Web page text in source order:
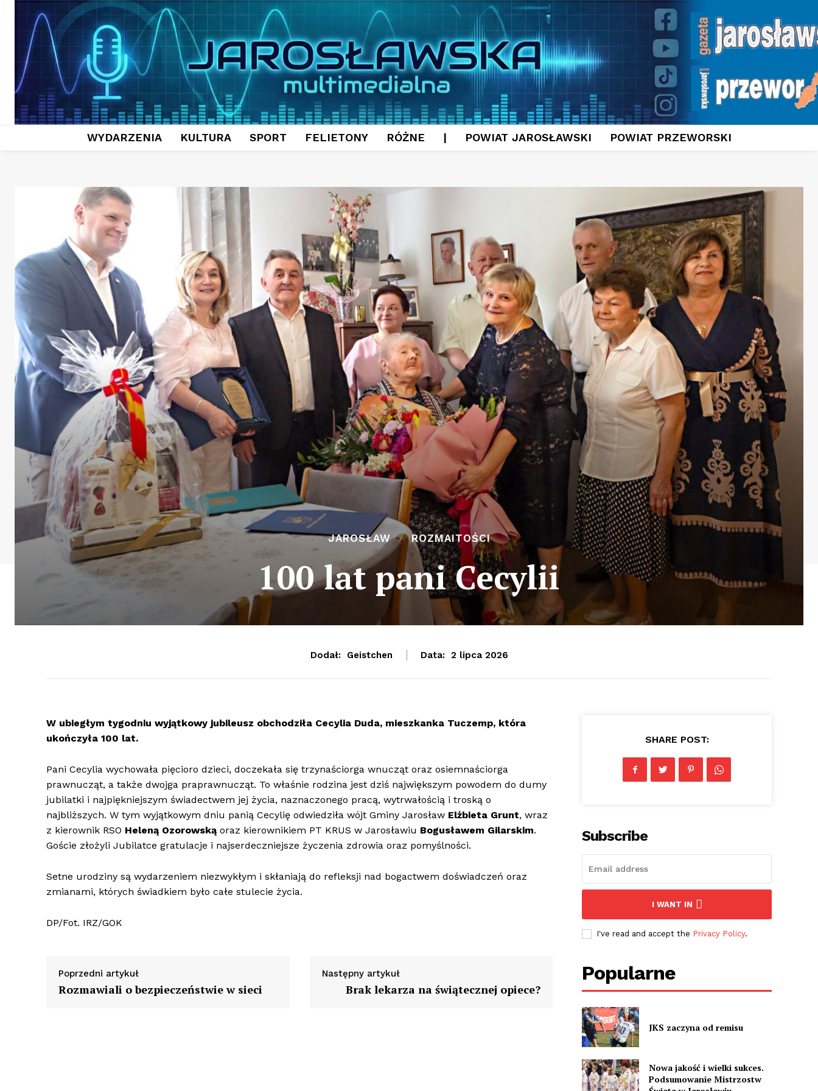
WYDARZENIA KULTURA SPORT FELIETONY RÓŻNE | POWIAT JAROSŁAWSKI POWIAT PRZEWORSKI
JAROSŁAW ROZMAITOŚCI
100 lat pani Cecylii
Dodał: Geistchen Data: 2 lipca 2026
W ubiegłym tygodniu wyjątkowy jubileusz obchodziła Cecylia Duda, mieszkanka Tuczemp, która
ukończyła 100 lat.
Pani Cecylia wychowała pięcioro dzieci, doczekała się trzynaściorga wnucząt oraz osiemnaściorga
prawnucząt, a także dwojga praprawnucząt. To właśnie rodzina jest dziś największym powodem do dumy
jubilatki i najpiękniejszym świadectwem jej życia, naznaczonego pracą, wytrwałością i troską o
najbliższych. W tym wyjątkowym dniu panią Cecylię odwiedziła wójt Gminy Jarosław Elżbieta Grunt, wraz
z kierownik RSO Heleną Ozorowską oraz kierownikiem PT KRUS w Jarosławiu Bogusławem Gilarskim.
Goście złożyli Jubilatce gratulacje i najserdeczniejsze życzenia zdrowia oraz pomyślności.
Setne urodziny są wydarzeniem niezwykłym i skłaniają do refleksji nad bogactwem doświadczeń oraz
zmianami, których świadkiem było całe stulecie życia.
DP/Fot. IRZ/GOK
Poprzedni artykuł
Rozmawiali o bezpieczeństwie w sieci
Następny artykuł
Brak lekarza na świątecznej opiece?
SHARE POST:
Subscribe
I WANT IN
I've read and accept the Privacy Policy.
Popularne
JKS zaczyna od remisu
Nowa jakość i wielki sukces.
Podsumowanie Mistrzostw